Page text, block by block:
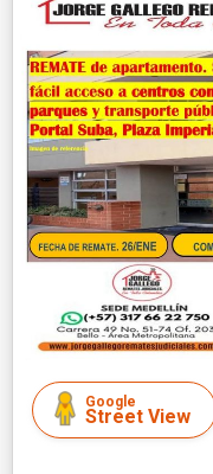
Google
Street View